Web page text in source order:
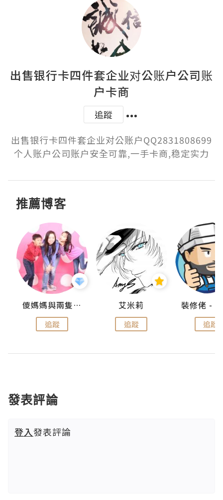
出售银行卡四件套企业对公账户公司账
户卡商
追蹤
出售银行卡四件套企业对公账户QQ2831808699
个人账户公司账户安全可靠,一手卡商,稳定实力
推薦博客
儍媽媽與兩隻小魔怪之家
追蹤
艾米莉
追蹤 追蹤
發表評論
登入發表評論